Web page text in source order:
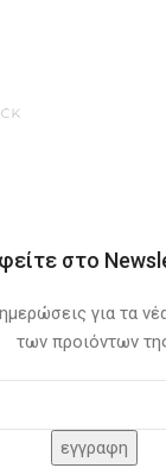
στο
για τα
των προιόντων